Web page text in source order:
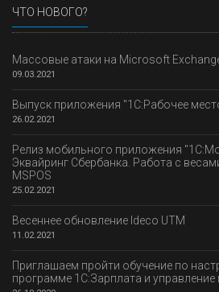
ЧТО НОВОГО?
Массовые атаки на Microsoft
09.03.2021
Выпуск приложения "1С:Рабочее
26.02.2021
Релиз мобильного приложения
Эквайринг Сбербанка. Работа с
MSPOS
25.02.2021
Весеннее обновление Ideco UTM
11.02.2021
Приглашаем пройти обучение по
программе 1С:Зарплата и